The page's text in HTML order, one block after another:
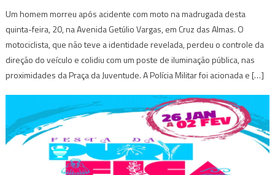
Um homem morreu após acidente com moto na madrugada desta
quinta-feira, 20, na Avenida Getúlio Vargas, em Cruz das Almas. O
motociclista, que não teve a identidade revelada, perdeu o controle da
direção do veículo e colidiu com um poste de iluminação pública, nas
proximidades da Praça da Juventude. A Polícia Militar foi acionada e […]